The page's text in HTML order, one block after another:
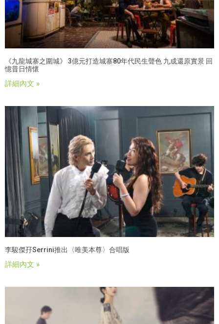
《九龍城寨之圍城》 3億元打造城寨80年代民生聲色 九成還原實景 回
憶昔日情懷
詳細內文 »
李駿傑孖Serrini推出〈唯美本尊〉合唱版
詳細內文 »